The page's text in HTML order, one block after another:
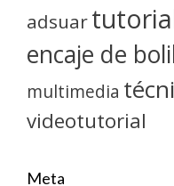
adsuar
encaje de
multimedia
videotutorial
Meta